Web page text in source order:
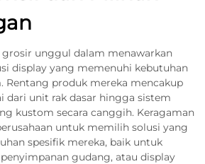
grosir unggul dalam menawarkan
display yang memenuhi kebutuhan
Rentang produk mereka mencakup
dari unit rak dasar hingga sistem
kustom secara canggih. Keragaman
untuk memilih solusi yang
spesifik mereka, baik untuk
gudang, atau display